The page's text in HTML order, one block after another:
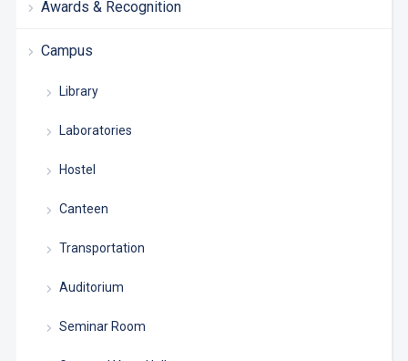
Awards & Recognition
Campus
Library
Laboratories
Hostel
Canteen
Transportation
Auditorium
Seminar Room